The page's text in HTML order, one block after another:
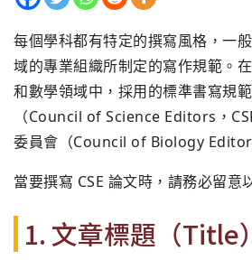
每個學科都有特定的撰寫風格，一
域的專業組織所制定的寫作規範。
和數學領域中，採用的標準書寫規
（Council of Science Editors，
委員會（Council of Biology
當要撰寫 CSE 論文時，請務必留意
1. 文章標題（Title）